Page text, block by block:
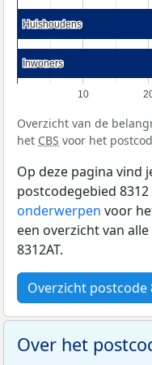
10
Huishoudens
Huishoudens
Inwoners
Inwoners
Overzicht van de
het CBS voor het
Op deze pagina vind
postcodegebied
onderwerpen voor
een overzicht van alle
8312AT.
Overzicht postcode
Over het